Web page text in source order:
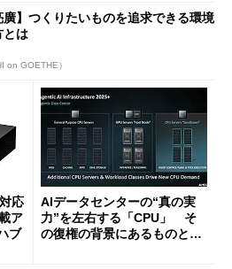
廣】つくりたいものを追求できる環境
とは
on GOETHE）
応
ア
ブ
AIデータセンターの“真の実
力”を左右する「CPU」 そ
の復権の背景にあるものと